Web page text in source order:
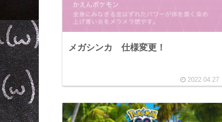
メガシンカ 仕様変更！
2022.04.27